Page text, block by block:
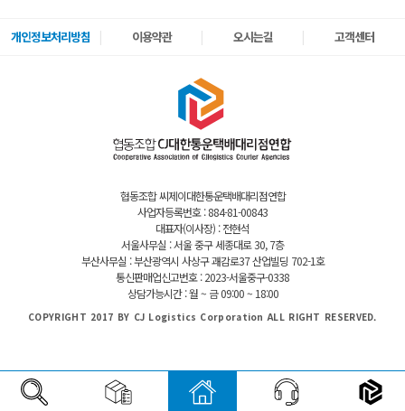
개인정보처리방침 이용약관 오시는길 고객센터
협동조합 씨제이대한통운택배대리점연합
사업자등록번호 : 884-81-00843
대표자(이사장) : 전현석
서울사무실 : 서울 중구 세종대로 30, 7층
부산사무실 : 부산광역시 사상구 괘감로37 산업빌딩 702-1호
통신판매업신고번호 : 2023-서울중구-0338
상담가능시간 : 월 ~ 금 09:00 ~ 18:00
COPYRIGHT 2017 BY CJ Logistics Corporation ALL RIGHT RESERVED.